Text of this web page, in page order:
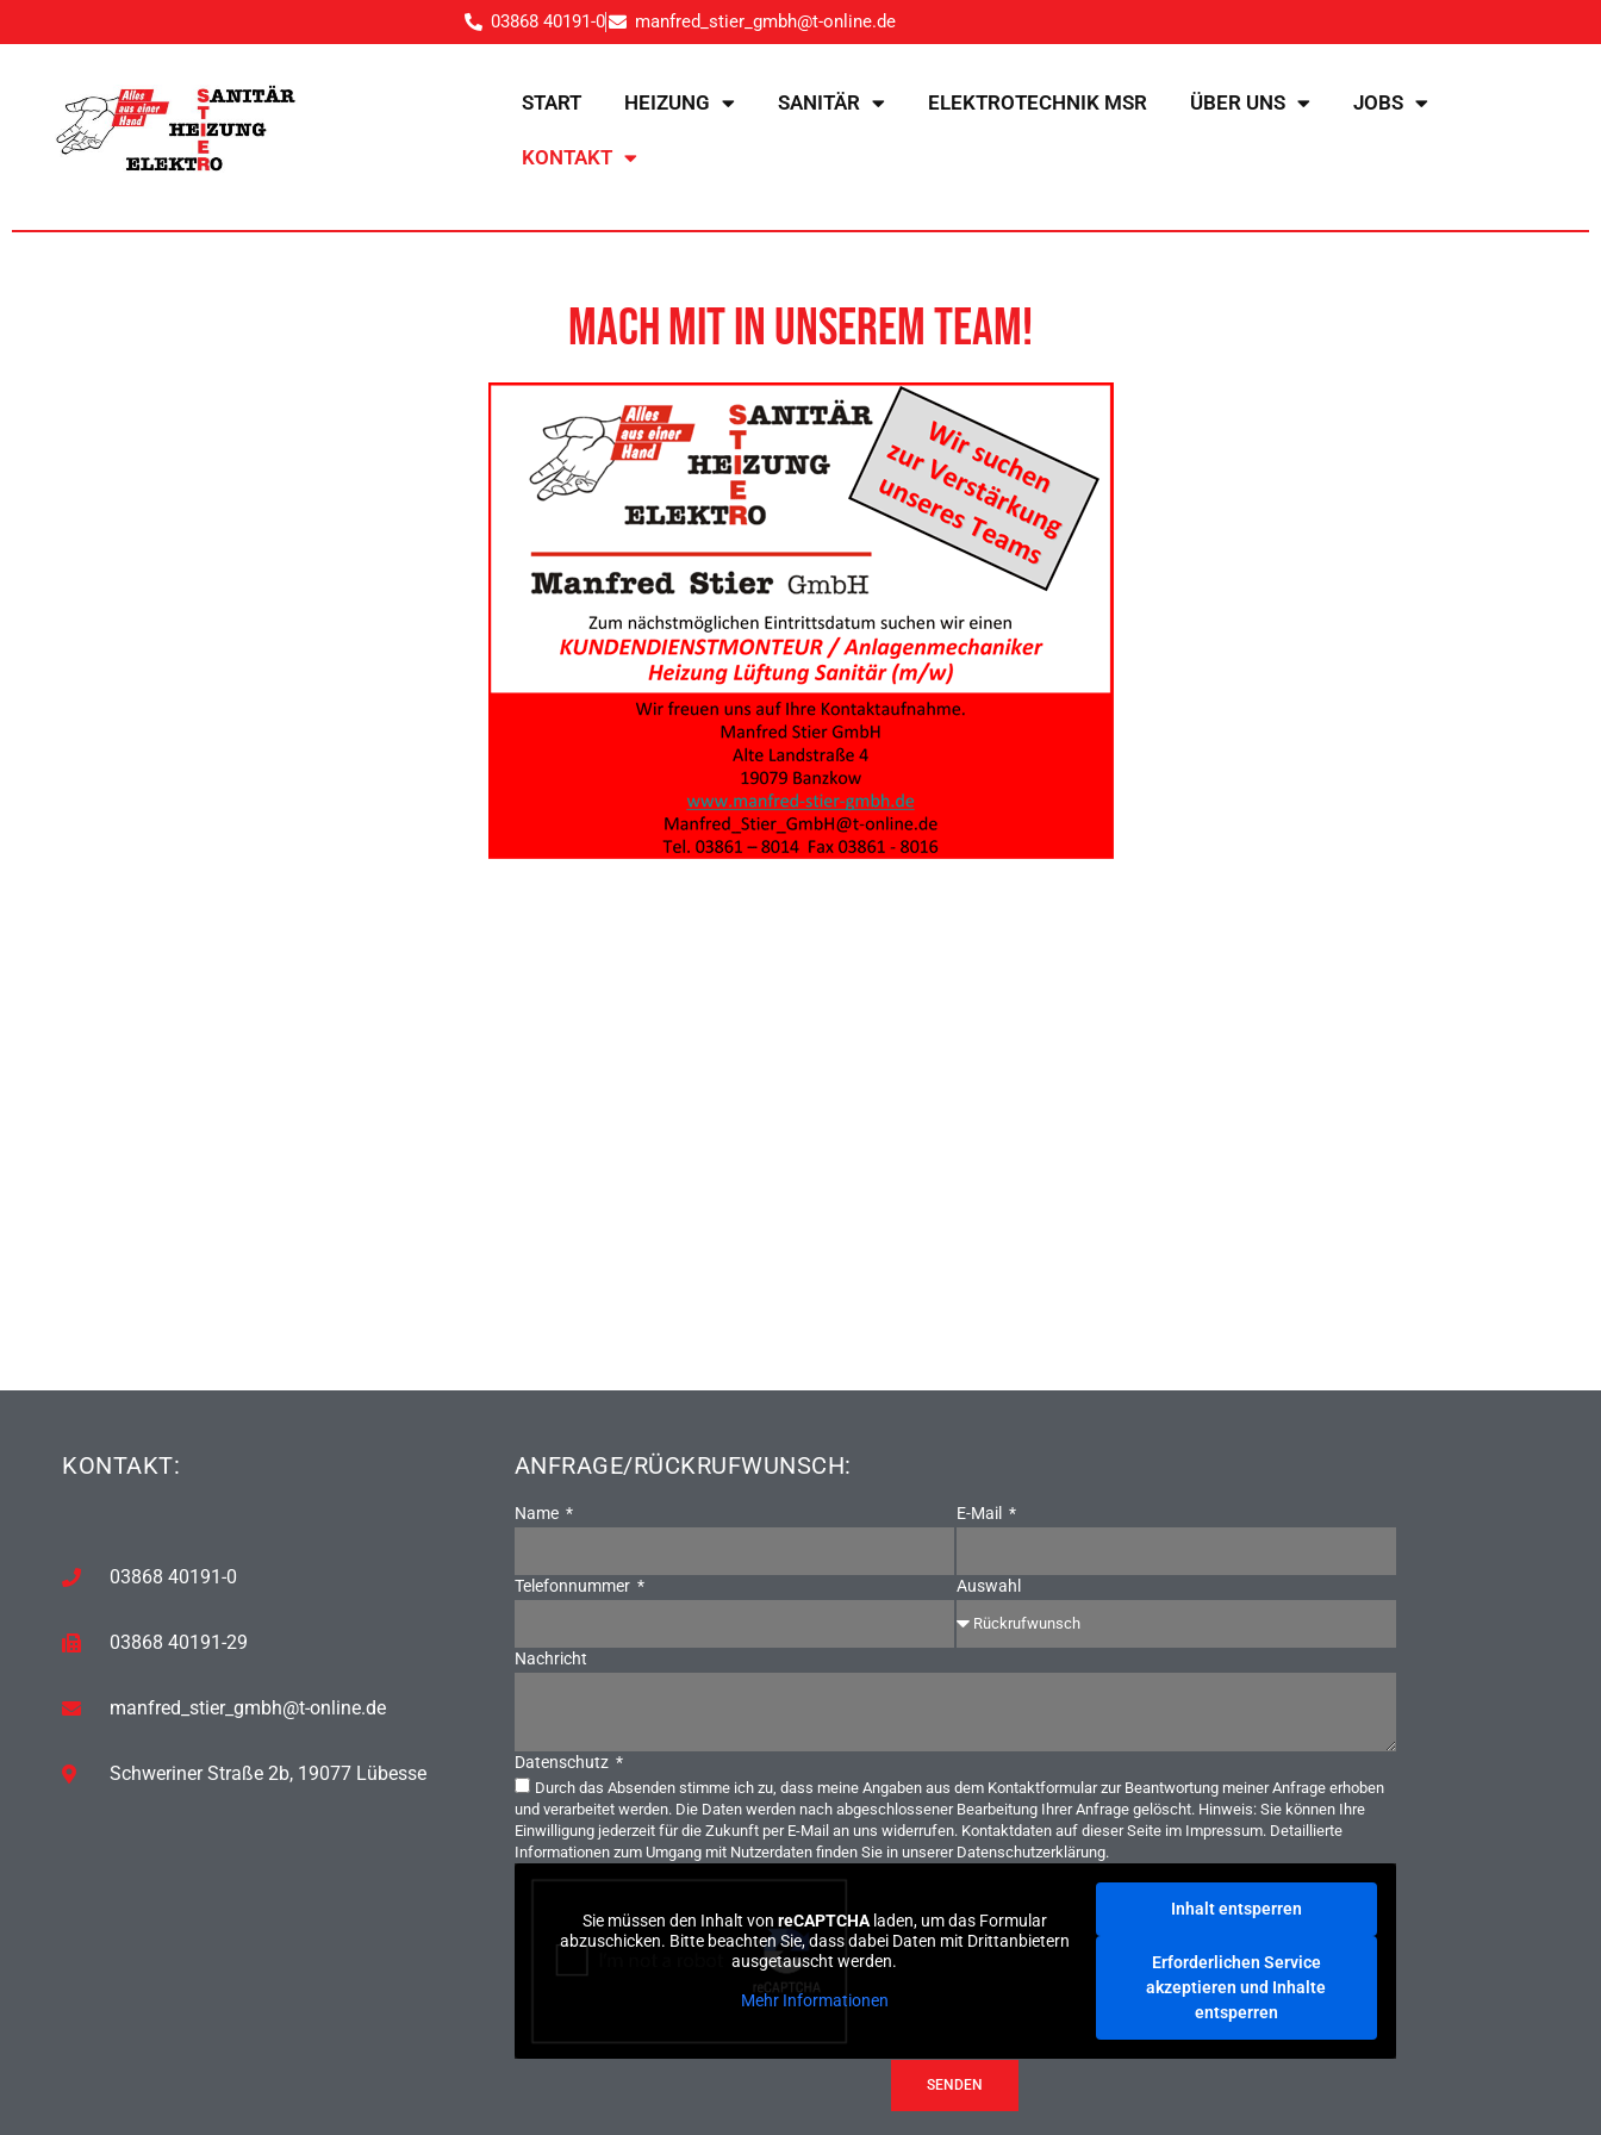
03868 40191-0 manfred_stier_gmbh@t-online.de
START HEIZUNG SANITÄR ELEKTROTECHNIK MSR ÜBER UNS JOBS
KONTAKT
Mach mit in unserem Team!
KONTAKT:
03868 40191-0
03868 40191-29
manfred_stier_gmbh@t-online.de
Schweriner Straße 2b, 19077 Lübesse
ANFRAGE/RÜCKRUFWUNSCH:
Name E-Mail
Telefonnummer Auswahl
Nachricht
Datenschutz
Durch das Absenden stimme ich zu, dass meine Angaben aus dem Kontaktformular zur Beantwortung meiner Anfrage erhoben
und verarbeitet werden. Die Daten werden nach abgeschlossener Bearbeitung Ihrer Anfrage gelöscht. Hinweis: Sie können Ihre
Einwilligung jederzeit für die Zukunft per E-Mail an uns widerrufen. Kontaktdaten auf dieser Seite im Impressum. Detaillierte
Informationen zum Umgang mit Nutzerdaten finden Sie in unserer Datenschutzerklärung.
Sie müssen den Inhalt von reCAPTCHAladen, um das Formular
abzuschicken. Bitte beachten Sie, dass dabei Daten mit Drittanbietern
ausgetauscht werden.
Mehr Informationen
Inhalt entsperren
Erforderlichen Service
akzeptieren und Inhalte
entsperren
SENDEN